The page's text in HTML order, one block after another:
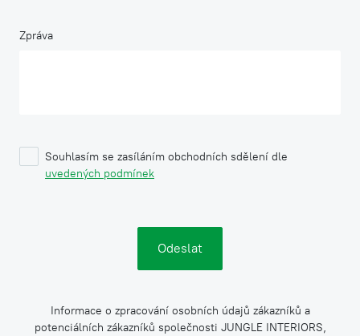
Zpráva
Souhlasím se zasíláním obchodních sdělení dle
uvedených podmínek
Informace o zpracování osobních údajů zákazníků a
potenciálních zákazníků společnosti JUNGLE INTERIORS,